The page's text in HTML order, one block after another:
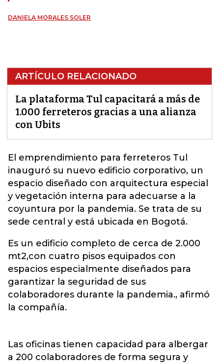
DANIELA MORALES SOLER
ARTÍCULO RELACIONADO
La plataforma Tul capacitará a más de
1.000 ferreteros gracias a una alianza
con Ubits
El emprendimiento para ferreteros Tul
inauguró su nuevo edificio corporativo, un
espacio diseñado con arquitectura especial
y vegetación interna para adecuarse a la
coyuntura por la pandemia. Se trata de su
sede central y está ubicada en Bogotá.
Es un edificio completo de cerca de 2.000
mt2,con cuatro pisos equipados con
espacios especialmente diseñados para
garantizar la seguridad de sus
colaboradores durante la pandemia., afirmó
la compañía.
Las oficinas tienen capacidad para albergar
a 200 colaboradores de forma segura y